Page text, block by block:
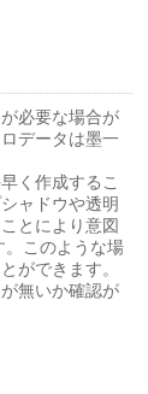
必要な場合が
データは墨一
く作成するこ
ャドウや透明
とにより意図
。このような場
ができます。
無いか確認が